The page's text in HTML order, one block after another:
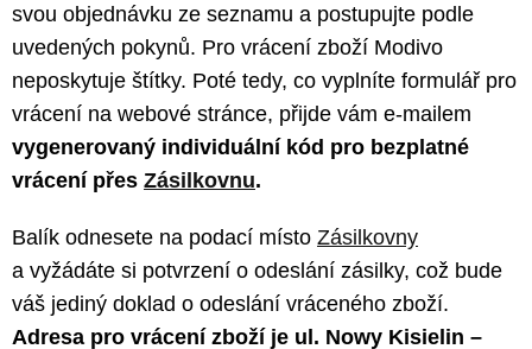
svou objednávku ze seznamu a postupujte podle
uvedených pokynů. Pro vrácení zboží Modivo
neposkytuje štítky. Poté tedy, co vyplníte formulář pro
vrácení na webové stránce, přijde vám e-mailem
vygenerovaný individuální kód pro bezplatné
vrácení přes Zásilkovnu.
Balík odnesete na podací místo Zásilkovny
a vyžádáte si potvrzení o odeslání zásilky, což bude
váš jediný doklad o odeslání vráceného zboží.
Adresa pro vrácení zboží je ul. Nowy Kisielin –